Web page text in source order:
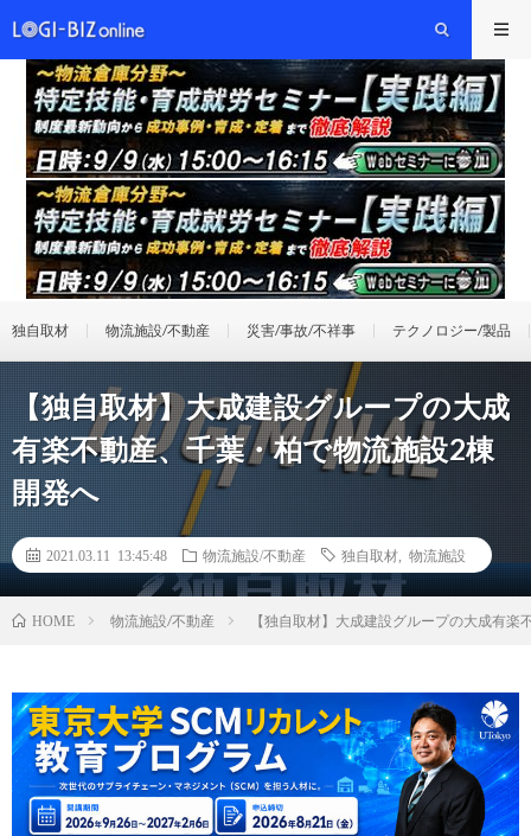
独自取材 物流施設/不動産 災害/事故/不祥事 テクノロジー/製品
【独自取材】大成建設グループの大成
有楽不動産、千葉・柏で物流施設2棟
開発へ
2021.03.11 13:45:48 物流施設/不動産 独自取材 物流施設
HOME 物流施設/不動産 【独自取材】大成建設グループの大成有